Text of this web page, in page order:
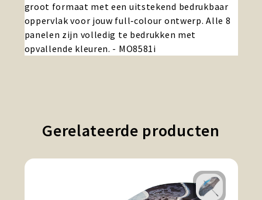
groot formaat met een uitstekend bedrukbaar
oppervlak voor jouw full‑colour ontwerp. Alle 8
panelen zijn volledig te bedrukken met
opvallende kleuren. - MO8581i
Gerelateerde producten